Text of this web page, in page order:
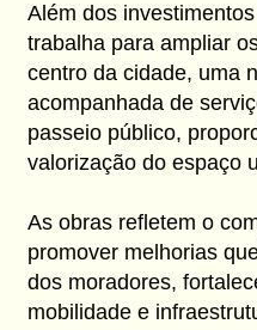
Além dos
trabalha para ampliar
centro da cidade, uma
acompanhada de
passeio público,
valorização do espaço
As obras refletem o
promover melhorias
dos moradores,
mobilidade e